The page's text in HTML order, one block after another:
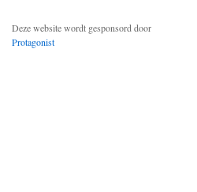
Deze website wordt gesponsord door
Protagonist